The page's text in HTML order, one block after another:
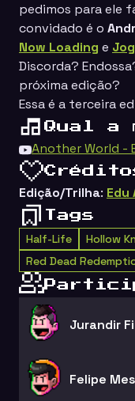
pedimos para ele
convidado é o
Now Loading e
Discorda?
próxima edição?
Essa é a terceira
Qual a
Another World -
Edição/Trilha: Edu
Tags
Half-Life Hollow
Red Dead
Jurandir
Felipe